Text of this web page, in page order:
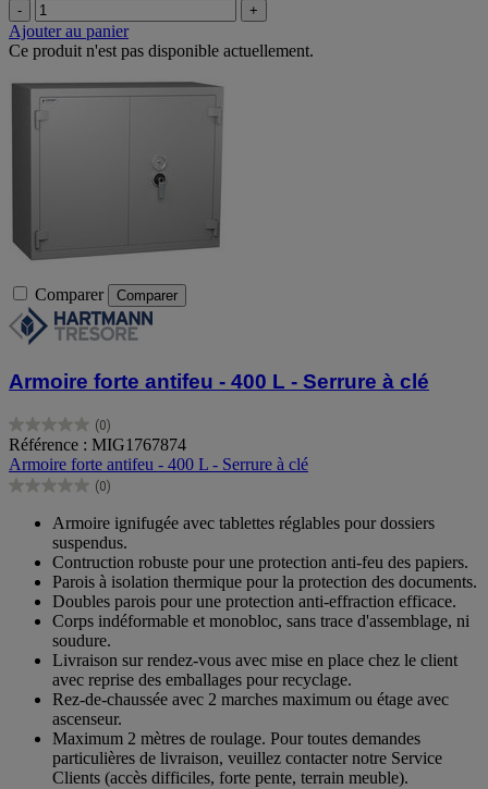
- +
Ajouter au panier
Ce produit n'est pas disponible actuellement.
Comparer Comparer
Armoire forte antifeu - 400 L - Serrure à clé
(0)
0.0
sur
5
étoiles.
Référence : MIG1767874
Armoire forte antifeu - 400 L - Serrure à clé
(0)
0.0
étoiles.
Armoire ignifugée avec tablettes réglables pour dossiers
suspendus.
Contruction robuste pour une protection anti-feu des papiers.
Parois à isolation thermique pour la protection des documents.
Doubles parois pour une protection anti-effraction efficace.
Corps indéformable et monobloc, sans trace d'assemblage, ni
soudure.
Livraison sur rendez-vous avec mise en place chez le client
avec reprise des emballages pour recyclage.
Rez-de-chaussée avec 2 marches maximum ou étage avec
ascenseur.
Maximum 2 mètres de roulage. Pour toutes demandes
particulières de livraison, veuillez contacter notre Service
Clients (accès difficiles, forte pente, terrain meuble).